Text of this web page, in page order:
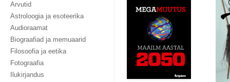
Arvutid
Astroloogia ja esoteerika
Audioraamat
Biograafiad ja memuaarid
Filosoofia ja eetika
Fotograafia
Ilukirjandus